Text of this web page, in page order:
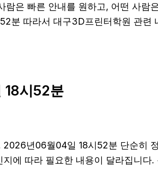
은 빠른 안내를 원하고, 어떤 사람
분 따라서 대구3D프린터학원 관련
18시52분
년06월04일 18시52분 단순히
에 따라 필요한 내용이 달라집니다